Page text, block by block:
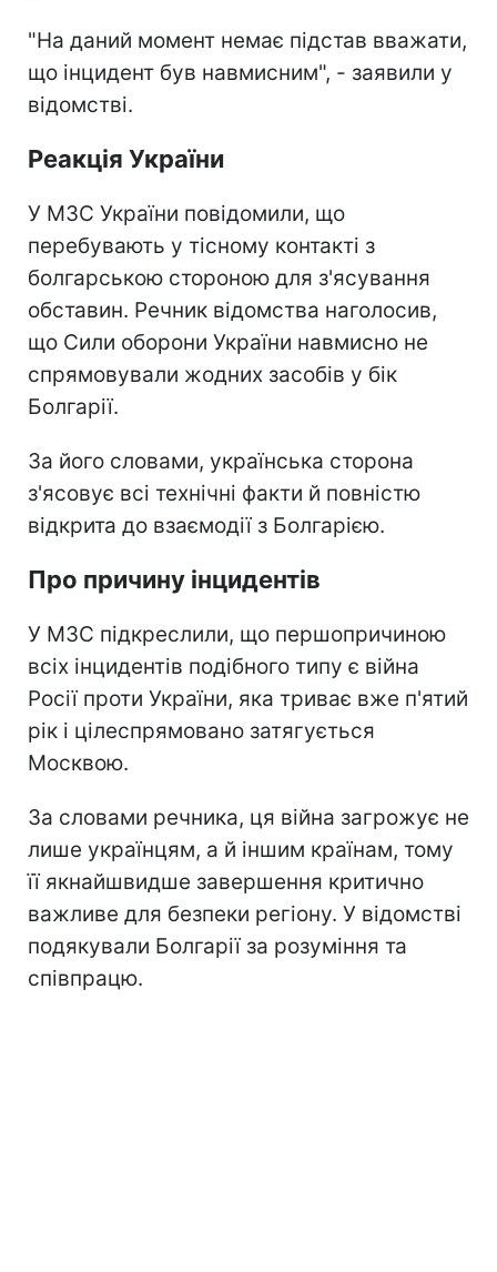
"На даний момент немає підстав вважати,
що інцидент був навмисним", - заявили у
відомстві.
Реакція України
У МЗС України повідомили, що
перебувають у тісному контакті з
болгарською стороною для з'ясування
обставин. Речник відомства наголосив,
що Сили оборони України навмисно не
спрямовували жодних засобів у бік
Болгарії.
За його словами, українська сторона
з'ясовує всі технічні факти й повністю
відкрита до взаємодії з Болгарією.
Про причину інцидентів
У МЗС підкреслили, що першопричиною
всіх інцидентів подібного типу є війна
Росії проти України, яка триває вже п'ятий
рік і цілеспрямовано затягується
Москвою.
За словами речника, ця війна загрожує не
лише українцям, а й іншим країнам, тому
її якнайшвидше завершення критично
важливе для безпеки регіону. У відомстві
подякували Болгарії за розуміння та
співпрацю.